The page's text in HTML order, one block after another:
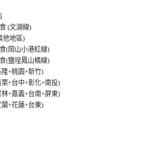
(文湖線)
他地區)
(岡山小港紅線)
(鹽埕鳳山橘線)
+桃園+新竹)
+台中+彰化+南投)
+嘉義+台南+屏東)
+花蓮+台東)